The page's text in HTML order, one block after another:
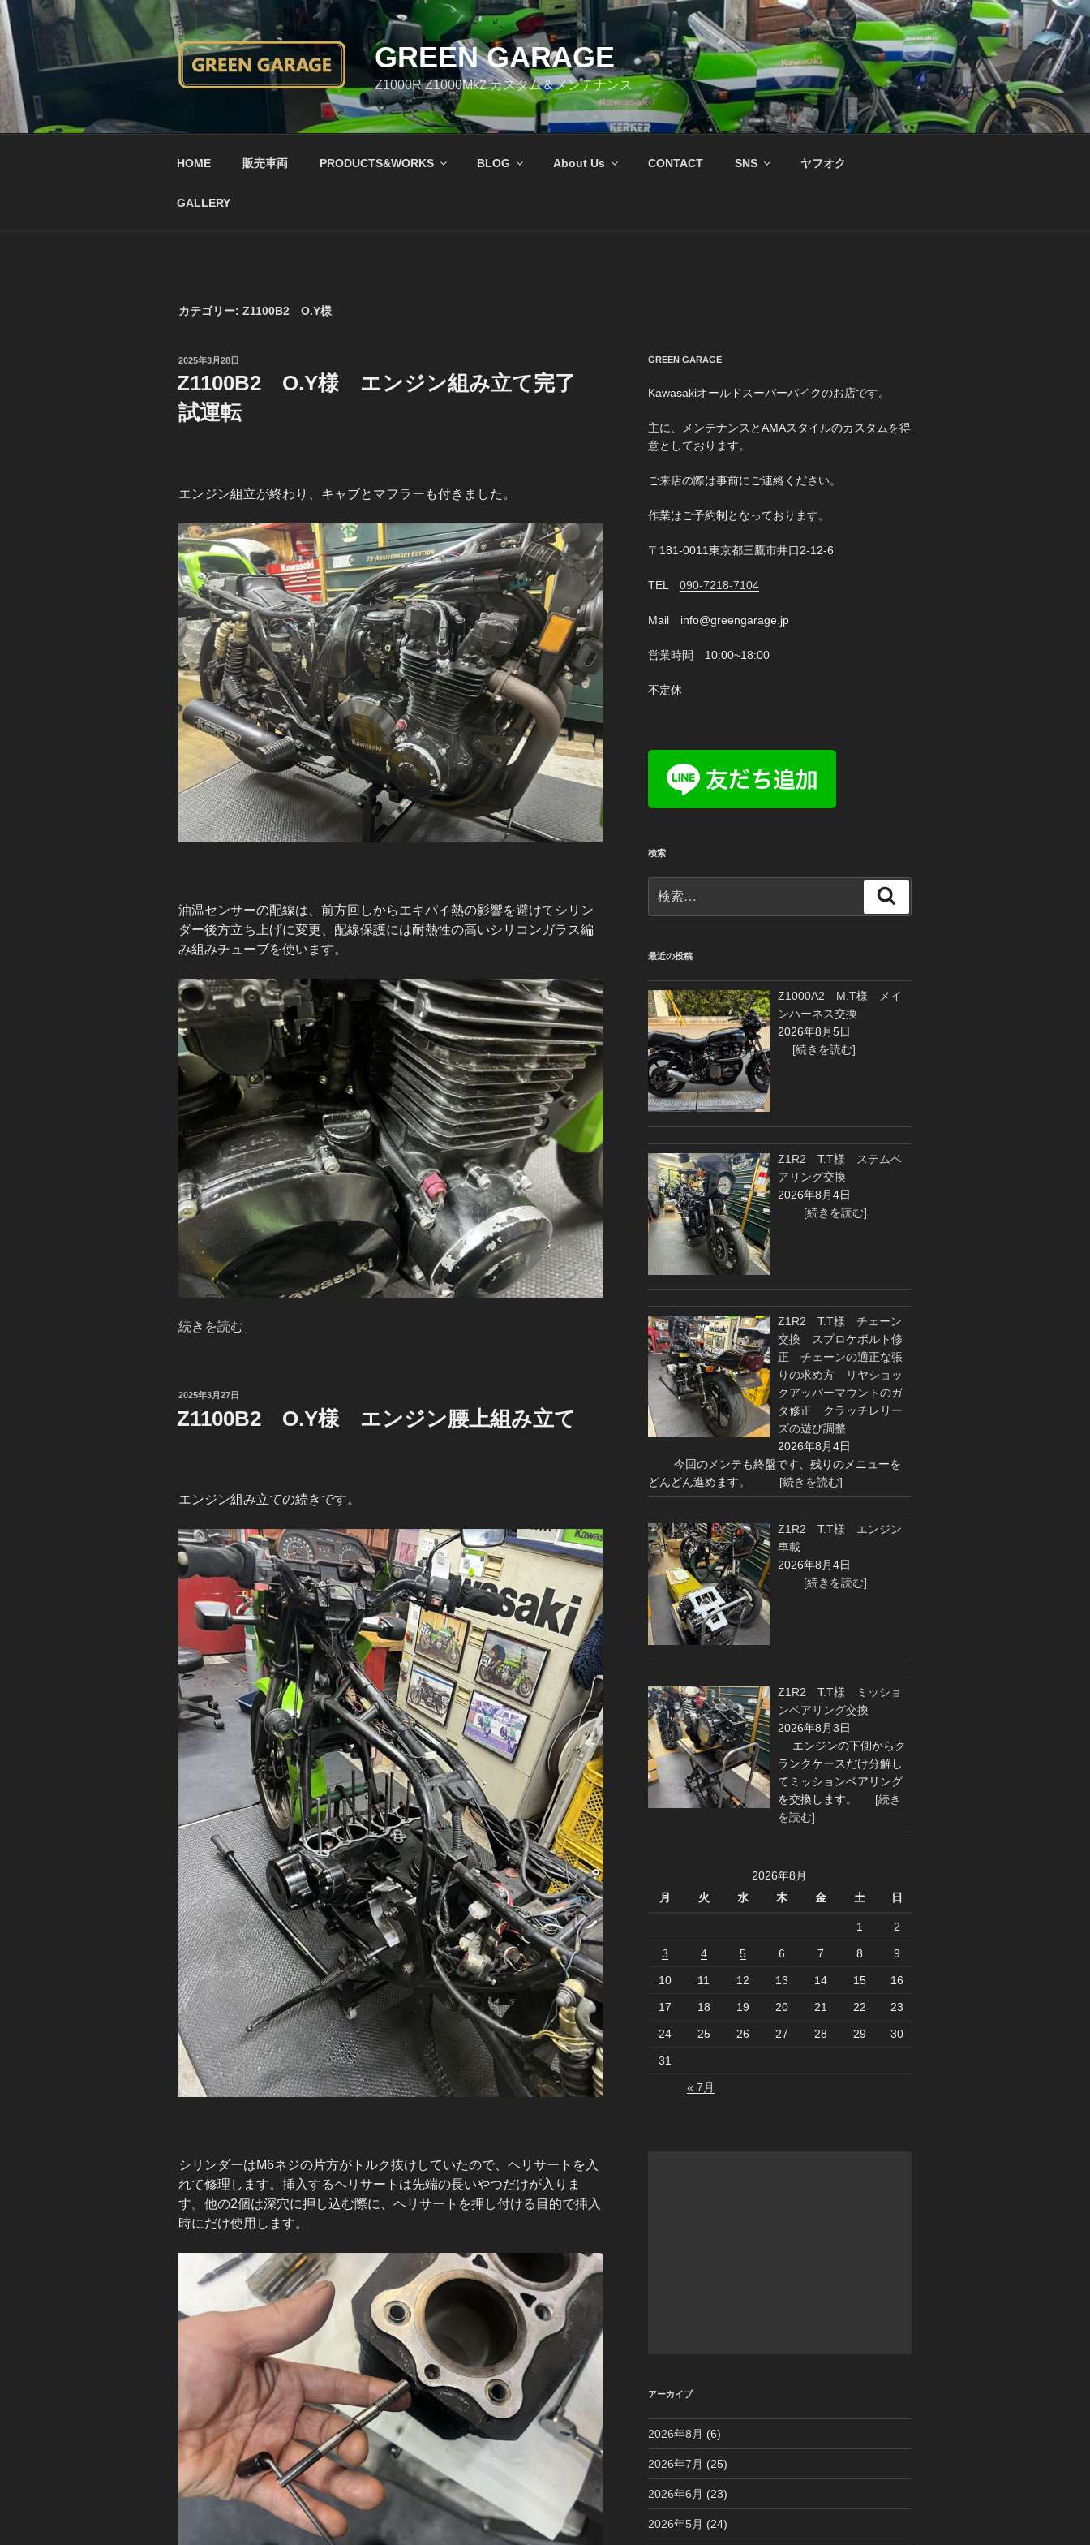
コ
ン
テ
ン
ツ
へ
ス
GREEN GARAGE
Z1000R Z1000Mk2 カスタム＆メンテナンス
HOME 販売車両 PRODUCTS&WORKS BLOG About Us CONTACT SNS ヤフオク
GALLERY
カテゴリー: Z1100B2 O.Y様
投
日:
2025年3月28日
Z1100B2 O.Y様 エンジン組み立て完了
試運転
エンジン組立が終わり、キャブとマフラーも付きました。
油温センサーの配線は、前方回しからエキパイ熱の影響を避けてシリン
ダー後方立ち上げに変更、配線保護には耐熱性の高いシリコンガラス編
み組みチューブを使います。
“Z1100B2
ジ
立
完
了
試
続きを読む
投
日:
2025年3月27日
Z1100B2 O.Y様 エンジン腰上組み立て
エンジン組み立ての続きです。
シリンダーはM6ネジの片方がトルク抜けしていたので、ヘリサートを入
れて修理します。挿入するヘリサートは先端の長いやつだけが入りま
す。他の2個は深穴に押し込む際に、ヘリサートを押し付ける目的で挿入
時にだけ使用します。
GREEN GARAGE
Kawasakiオールドスーパーバイクのお店です。
主に、メンテナンスとAMAスタイルのカスタムを得
意としております。
ご来店の際は事前にご連絡ください。
作業はご予約制となっております。
〒181-0011東京都三鷹市井口2-12-6
TEL 090-7218-7104
Mail info@greengarage.jp
営業時間 10:00~18:00
不定休
検索
索:
索
最近の投稿
Z1000A2 M.T様 メイ
ンハーネス交換
2026年8月5日
[続きを読む]
Z1R2 T.T様 ステムベ
アリング交換
2026年8月4日
[続きを読む]
Z1R2 T.T様 チェーン
交換 スプロケボルト修
正 チェーンの適正な張
りの求め方 リヤショッ
クアッパーマウントのガ
タ修正 クラッチレリー
ズの遊び調整
2026年8月4日
今回のメンテも終盤です、残りのメニューを
どんどん進めます。 [続きを読む]
Z1R2 T.T様 エンジン
車載
2026年8月4日
[続きを読む]
Z1R2 T.T様 ミッショ
ンベアリング交換
2026年8月3日
エンジンの下側からク
ランクケースだけ分解し
てミッションベアリング
を交換します。 [続き
を読む]
2026年8月
月
火 水 木 金 土 日
1 2
3 4 5 6 7 8 9
10 11 12 13 14 15 16
17 18 19 20 21 22 23
24 25 26 27 28 29 30
31
« 7月
アーカイブ
2026年8月 (6)
2026年7月 (25)
2026年6月 (23)
2026年5月 (24)